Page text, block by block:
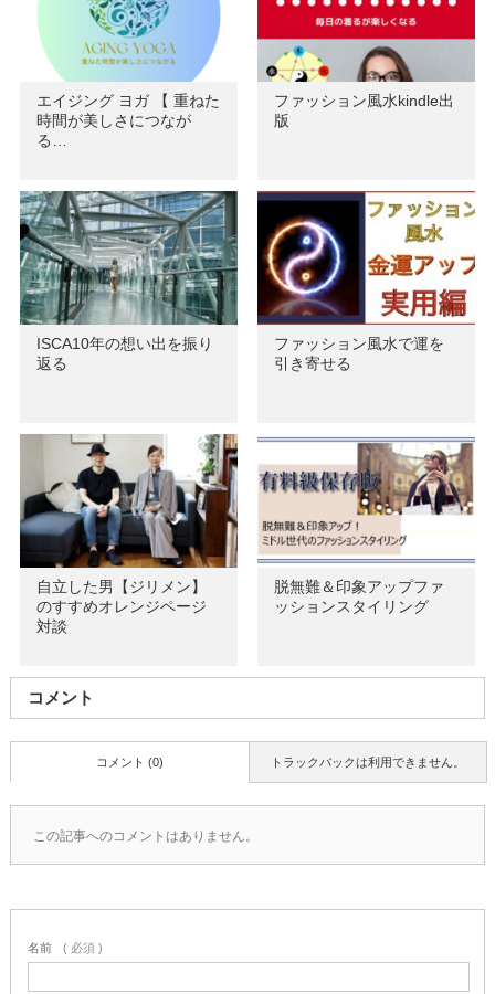
エイジング ヨガ 【 重ねた
時間が美しさにつなが
る…
ファッション風水kindle出
版
ISCA10年の想い出を振り
返る
ファッション風水で運を
引き寄せる
自立した男【ジリメン】
のすすめオレンジページ
対談
脱無難＆印象アップファ
ッションスタイリング
コメント
トラックバックは利用できません。
コメント (0)
この記事へのコメントはありません。
名前 ( 必須 )